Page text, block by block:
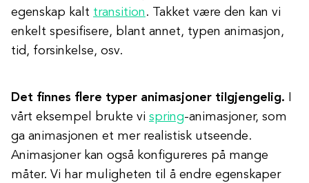
egenskap kalt transition . Takket være den kan vi
enkelt spesifisere, blant annet, typen animasjon,
tid, forsinkelse, osv.
Det finnes flere typer animasjoner tilgjengelig.
vårt eksempel brukte vi spring-animasjoner, som
ga animasjonen et mer realistisk utseende.
Animasjoner kan også konfigureres på mange
måter. Vi har muligheten til å endre egenskaper